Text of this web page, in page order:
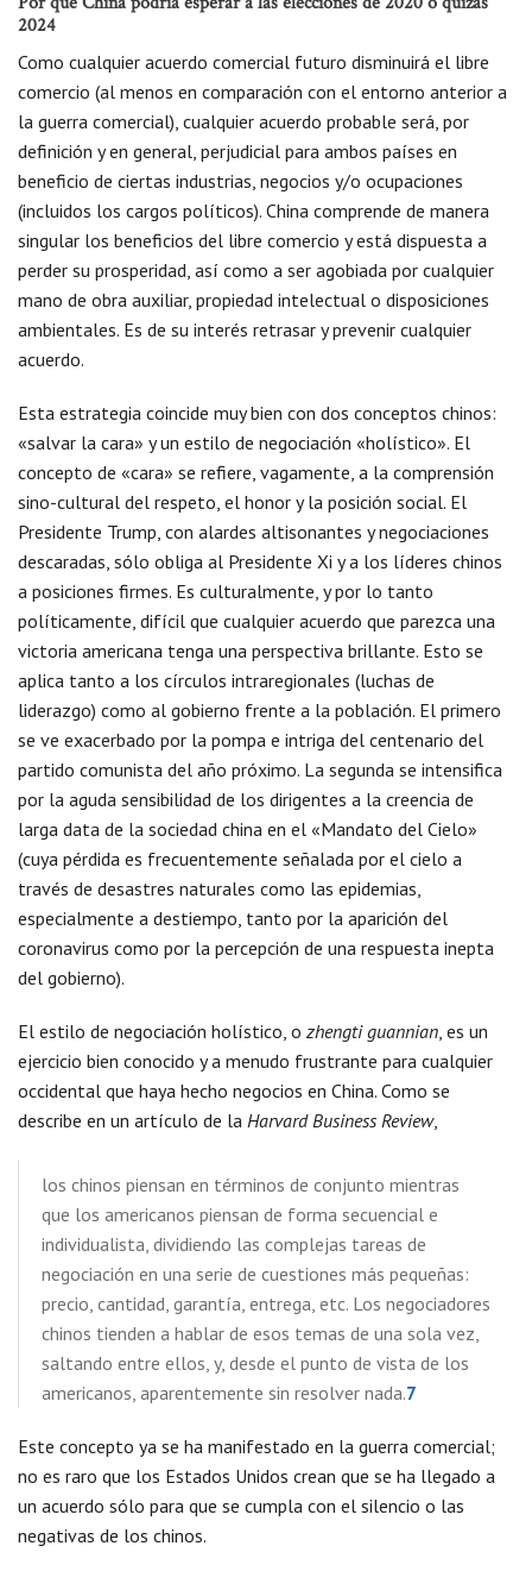
2024
Como cualquier acuerdo comercial futuro disminuirá el libre
comercio (al menos en comparación con el entorno anterior a
la guerra comercial), cualquier acuerdo probable será, por
definición y en general, perjudicial para ambos países en
beneficio de ciertas industrias, negocios y/o ocupaciones
(incluidos los cargos políticos). China comprende de manera
singular los beneficios del libre comercio y está dispuesta a
perder su prosperidad, así como a ser agobiada por cualquier
mano de obra auxiliar, propiedad intelectual o disposiciones
ambientales. Es de su interés retrasar y prevenir cualquier
acuerdo.
Esta estrategia coincide muy bien con dos conceptos chinos:
«salvar la cara» y un estilo de negociación «holístico». El
concepto de «cara» se refiere, vagamente, a la comprensión
sino-cultural del respeto, el honor y la posición social. El
Presidente Trump, con alardes altisonantes y negociaciones
descaradas, sólo obliga al Presidente Xi y a los líderes chinos
a posiciones firmes. Es culturalmente, y por lo tanto
políticamente, difícil que cualquier acuerdo que parezca una
victoria americana tenga una perspectiva brillante. Esto se
aplica tanto a los círculos intraregionales (luchas de
liderazgo) como al gobierno frente a la población. El primero
se ve exacerbado por la pompa e intriga del centenario del
partido comunista del año próximo. La segunda se intensifica
por la aguda sensibilidad de los dirigentes a la creencia de
larga data de la sociedad china en el «Mandato del Cielo»
(cuya pérdida es frecuentemente señalada por el cielo a
través de desastres naturales como las epidemias,
especialmente a destiempo, tanto por la aparición del
coronavirus como por la percepción de una respuesta inepta
del gobierno).
El estilo de negociación holístico, o zhengti guannian, es un
ejercicio bien conocido y a menudo frustrante para cualquier
occidental que haya hecho negocios en China. Como se
describe en un artículo de la Harvard Business Review,
los chinos piensan en términos de conjunto mientras
que los americanos piensan de forma secuencial e
individualista, dividiendo las complejas tareas de
negociación en una serie de cuestiones más pequeñas:
precio, cantidad, garantía, entrega, etc. Los negociadores
chinos tienden a hablar de esos temas de una sola vez,
saltando entre ellos, y, desde el punto de vista de los
americanos, aparentemente sin resolver nada.7
Este concepto ya se ha manifestado en la guerra comercial;
no es raro que los Estados Unidos crean que se ha llegado a
un acuerdo sólo para que se cumpla con el silencio o las
negativas de los chinos.